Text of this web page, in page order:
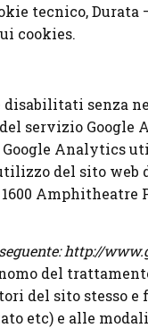
tecnico,
cookies.
senza
servizio Google
Analytics
del sito
1600
http://
del
del sito
etc) e alle